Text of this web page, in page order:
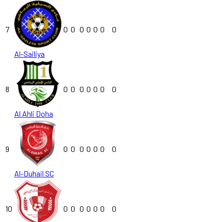
7
Al-Sailiya
0 0 0 0 0 0 0
8
Al Ahli Doha
0 0 0 0 0 0 0
9
Al-Duhail SC
0 0 0 0 0 0 0
10 0 0 0 0 0 0 0